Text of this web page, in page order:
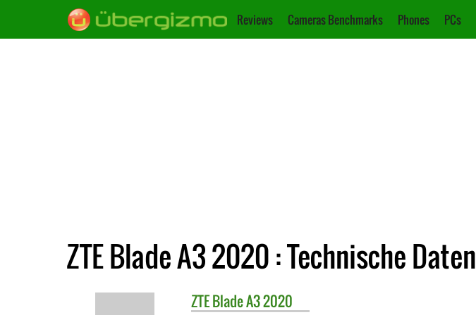
Reviews Cameras Benchmarks Phones PCs
ZTE Blade A3 2020 : Technische Daten
ZTEBlade A3 2020